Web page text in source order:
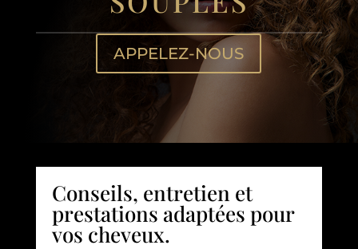
APPELEZ-NOUS
Conseils, entretien et
prestations adaptées pour
vos cheveux.